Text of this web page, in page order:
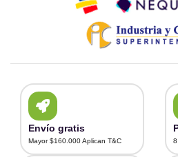
Envío gratis
Mayor $160.000 Aplican T&C